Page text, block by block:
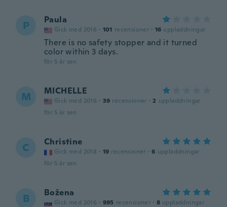
P Paula
Gick med 2016 · 101 recensioner · 16 uppladdningar
There is no safety stopper and it turned
color within 3 days.
för 5 år sen
M MICHELLE
Gick med 2016 · 39 recensioner · 2 uppladdningar
för 5 år sen
C Christine
Gick med 2018 · 19 recensioner · 6 uppladdningar
för 5 år sen
B Božena
Gick med 2016 · 995 recensioner · 8 uppladdningar